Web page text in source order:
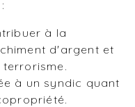
à la
d'argent et
à un syndic quant